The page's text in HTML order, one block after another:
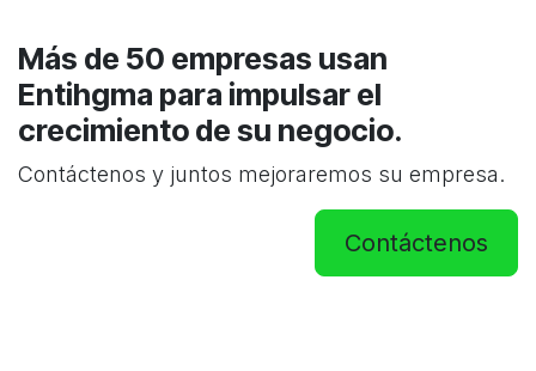
Más de 50 empresas usan
Entihgma para impulsar el
crecimiento de su negocio.
Contáctenos y juntos mejoraremos su empresa.
Contáctenos